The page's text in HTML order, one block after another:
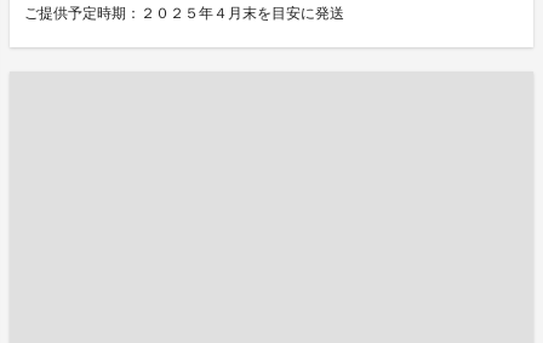
ご提供予定時期：２０２５年４月末を目安に発送